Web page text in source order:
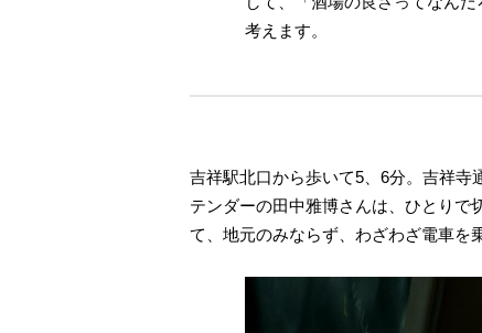
考えます。
吉祥駅北口から歩いて5、6分。吉祥寺
テンダーの田中雅博さんは、ひとりで
て、地元のみならず、わざわざ電車を